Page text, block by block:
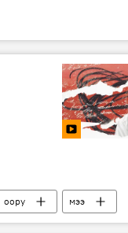
оору
мээ